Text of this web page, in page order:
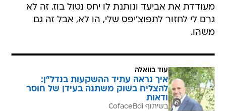
מעודדת את אביעד ונותנת לו יחס נטול בוז. זה לא
גרם לי לחזור לתפוצ'יפס שלי, הו לא, אבל זה גם
משהו.
עוד בוואלה
איך נראה עתיד ההשקעות בנדל"ן:
להצליח בשוק משתנה בעידן של חוסר
ודאות
בשיתוף CofaceBdi